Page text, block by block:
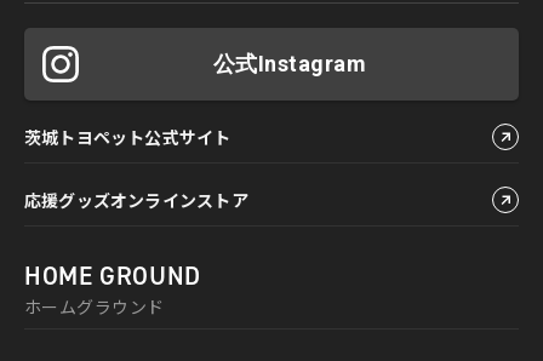
公式Instagram
茨城トヨペット公式サイト
応援グッズオンラインストア
HOME GROUND
ホームグラウンド